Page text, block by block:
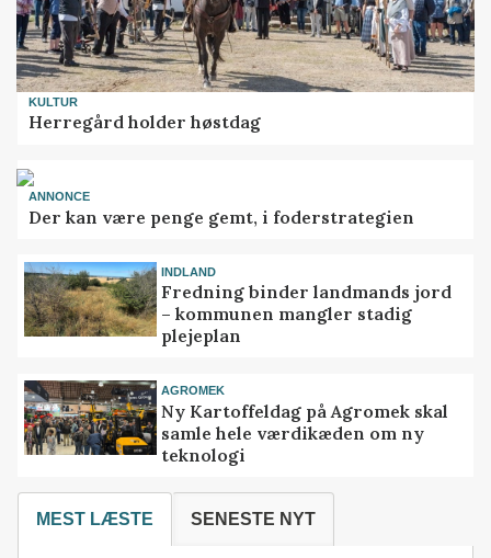
KULTUR
Herregård holder høstdag
ANNONCE
Der kan være penge gemt, i foderstrategien
INDLAND
Fredning binder landmands jord
– kommunen mangler stadig
plejeplan
AGROMEK
Ny Kartoffeldag på Agromek skal
samle hele værdikæden om ny
teknologi
MEST LÆSTE SENESTE NYT